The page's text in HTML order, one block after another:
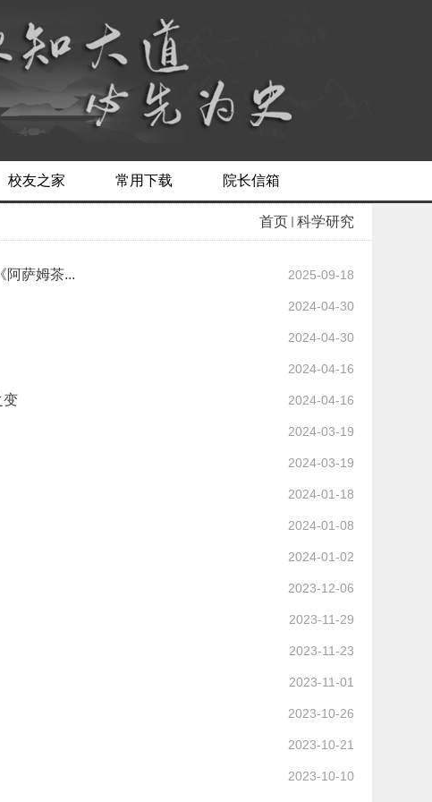
校友之家 常用下载 院长信箱
首页 科学研究
阿萨姆茶... 2025-09-18
2024-04-30
2024-04-30
2024-04-16
变 2024-04-16
2024-03-19
2024-03-19
2024-01-18
2024-01-08
2024-01-02
2023-12-06
2023-11-29
2023-11-23
2023-11-01
2023-10-26
2023-10-21
2023-10-10